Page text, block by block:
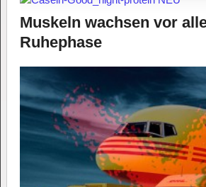
Muskeln wachsen vor
Ruhephase